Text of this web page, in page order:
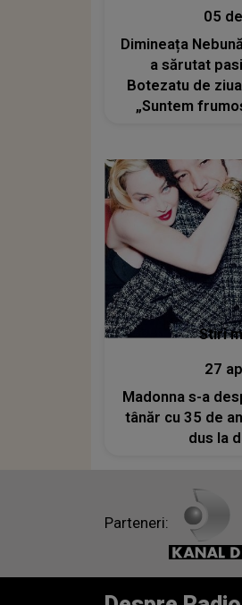
05
Dimineața
a sărutat
Botezatu de
„Suntem
Stiri
27
Madonna s-a
tânăr cu 35 de
dus la
Parteneri: